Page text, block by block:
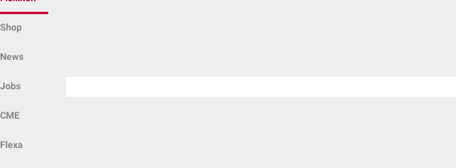
Shop
News
Jobs
CME
Flexa